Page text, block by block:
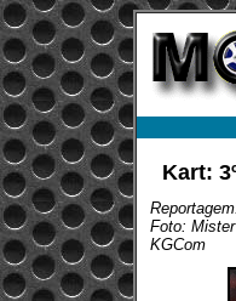
Kart:
Foto:
KGCom